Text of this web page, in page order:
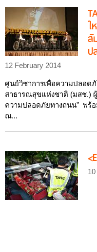
ใ
สั
ป
12 February 2014
ศูนย์วิชาการเพื่อความปลอด
สาธารณสุขแห่งชาติ (มสช.)
ความปลอดภัยทางถนน” พร้
ณ...